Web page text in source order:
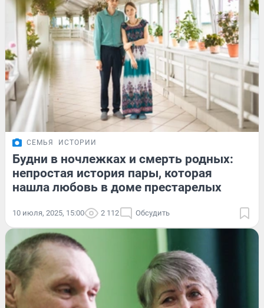
СЕМЬЯ ИСТОРИИ
Будни в ночлежках и смерть родных:
непростая история пары, которая
нашла любовь в доме престарелых
10 июля, 2025, 15:00 2 112 Обсудить